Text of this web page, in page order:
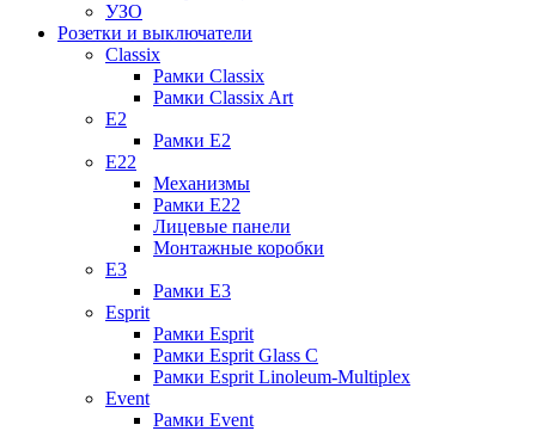
УЗО
Розетки и выключатели
Classix
Рамки Classix
Рамки Classix Art
E2
Рамки E2
E22
Механизмы
Рамки E22
Лицевые панели
Монтажные коробки
E3
Рамки E3
Esprit
Рамки Esprit
Рамки Esprit Glass C
Рамки Esprit Linoleum-Multiplex
Event
Рамки Event